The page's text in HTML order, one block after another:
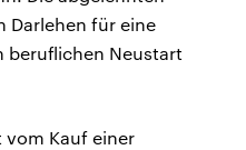
Darlehen für eine
beruflichen Neustart
vom Kauf einer